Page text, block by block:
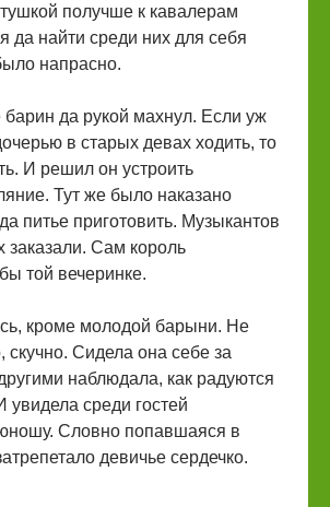
получше к кавалерам
да найти среди них для себя
напрасно.
да рукой махнул. Если уж
в старых девах ходить, то
И решил он устроить
Тут же было наказано
питье приготовить. Музыкантов
Сам король
той вечеринке.
кроме молодой барыни. Не
Сидела она себе за
наблюдала, как радуются
увидела среди гостей
Словно попавшаяся в
девичье сердечко.